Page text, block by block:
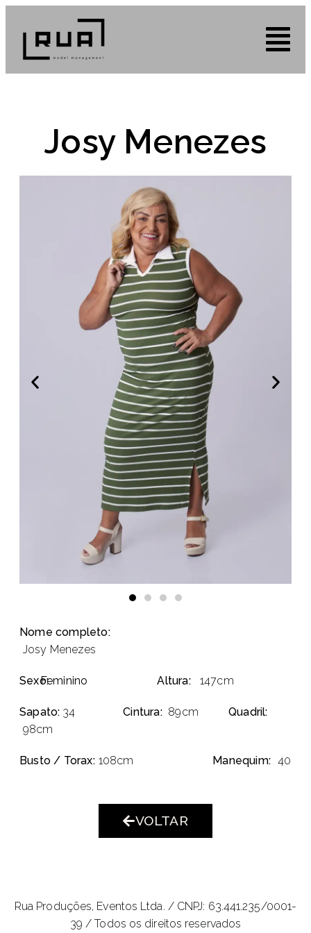
Josy Menezes
Nome completo:
Josy Menezes
Sexo:Feminino Altura: 147cm
Sapato: 34 Cintura: 89cm
Quadril:
98cm
Busto / Torax: 108cm Manequim: 40
VOLTAR
Rua Produções, Eventos Ltda. / CNPJ: 63.441.235/0001-
39 / Todos os direitos reservados